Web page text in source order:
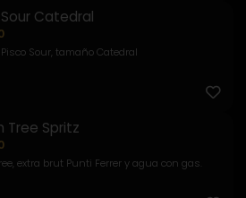
Catedral
Sour, tamaño Catedral
Tree Spritz
extra brut Punti Ferrer y agua con gas.